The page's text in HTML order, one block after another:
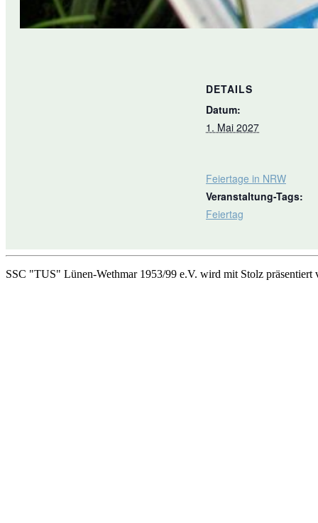
DETAILS
Datum:
1. Mai 2027
Feiertage in NRW
Veranstaltung-Tags:
Feiertag
SSC "TUS" Lünen-Wethmar 1953/99 e.V. wird mit Stolz präsentiert